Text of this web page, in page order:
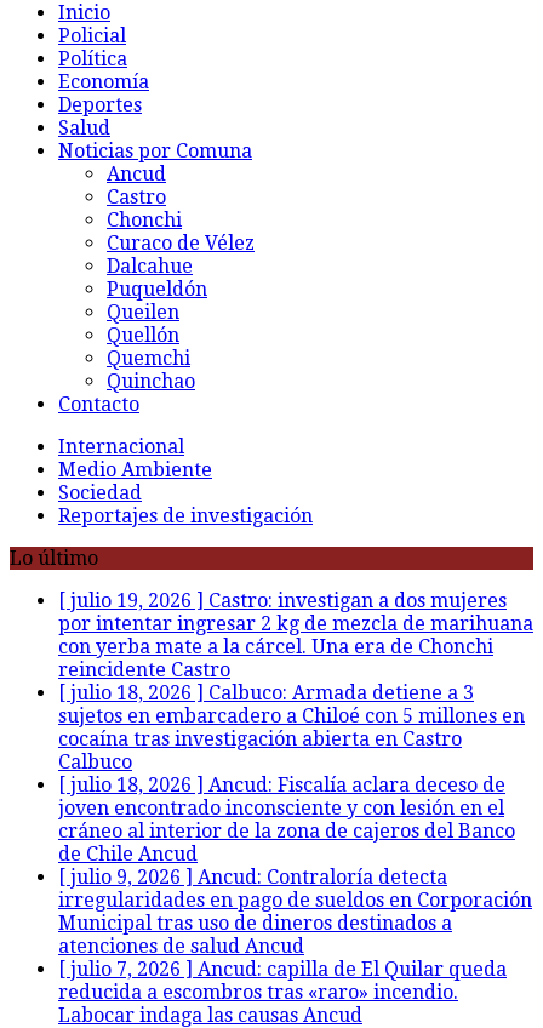
Inicio
Policial
Política
Economía
Deportes
Salud
Noticias por Comuna
Ancud
Castro
Chonchi
Curaco de Vélez
Dalcahue
Puqueldón
Queilen
Quellón
Quemchi
Quinchao
Contacto
Internacional
Medio Ambiente
Sociedad
Reportajes de investigación
Lo último
[ julio 19, 2026 ] Castro: investigan a dos mujeres
por intentar ingresar 2 kg de mezcla de marihuana
con yerba mate a la cárcel. Una era de Chonchi
reincidente Castro
[ julio 18, 2026 ] Calbuco: Armada detiene a 3
sujetos en embarcadero a Chiloé con 5 millones en
cocaína tras investigación abierta en Castro
Calbuco
[ julio 18, 2026 ] Ancud: Fiscalía aclara deceso de
joven encontrado inconsciente y con lesión en el
cráneo al interior de la zona de cajeros del Banco
de Chile Ancud
[ julio 9, 2026 ] Ancud: Contraloría detecta
irregularidades en pago de sueldos en Corporación
Municipal tras uso de dineros destinados a
atenciones de salud Ancud
[ julio 7, 2026 ] Ancud: capilla de El Quilar queda
reducida a escombros tras «raro» incendio.
Labocar indaga las causas Ancud